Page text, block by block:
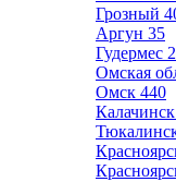
Грозный
Аргун 35
Гудермес
Омская
Омск 440
Калачинск